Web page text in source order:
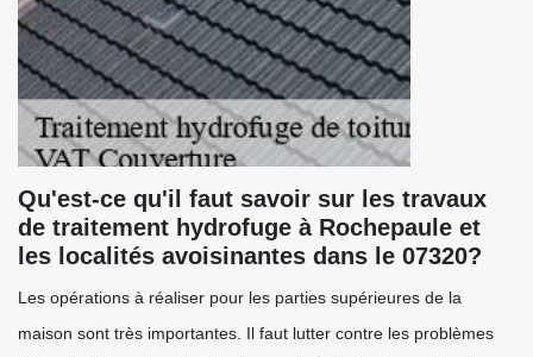
Qu'est-ce qu'il faut savoir sur les travaux
de traitement hydrofuge à Rochepaule et
les localités avoisinantes dans le 07320?
Les opérations à réaliser pour les parties supérieures de la
maison sont très importantes. Il faut lutter contre les problèmes